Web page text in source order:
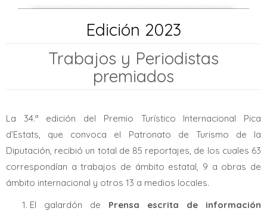
Edición 2023
Trabajos y Periodistas
premiados
La 34.ª edición del Premio Turístico Internacional Pica
d’Estats, que convoca el Patronato de Turismo de la
Diputación, recibió un total de 85 reportajes, de los cuales 63
correspondían a trabajos de ámbito estatal, 9 a obras de
ámbito internacional y otros 13 a medios locales.
El galardón de Prensa escrita de información